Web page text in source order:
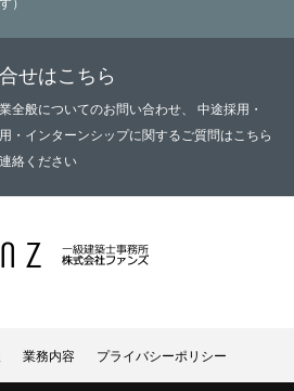
せはこちら
全般についてのお問い合わせ、 中途採用・
・インターンシップに関するご質問はこちら
絡ください
業務内容 プライバシーポリシー